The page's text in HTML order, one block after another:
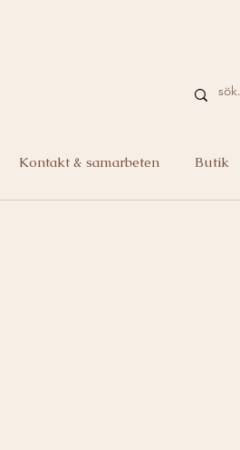
Kontakt & samarbeten Butik